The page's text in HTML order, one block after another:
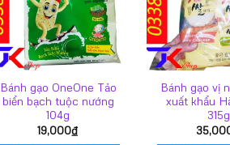
Bánh gạo OneOne Tảo
biển bạch tuộc nướng
104g
19,000₫
Bánh gạo vị
xuất khẩu
315g